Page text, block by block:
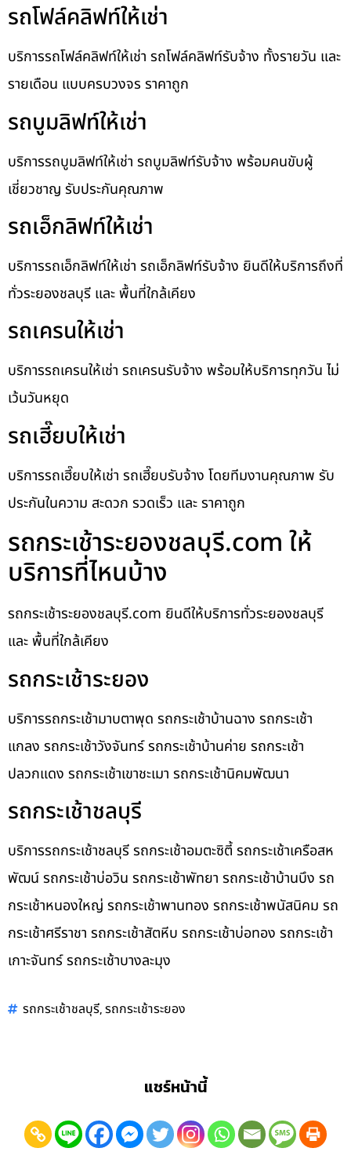
รถโฟล์คลิฟท์ให้เช่า
บริการรถโฟล์คลิฟท์ให้เช่า รถโฟล์คลิฟท์รับจ้าง ทั้งรายวัน และ
รายเดือน แบบครบวงจร ราคาถูก
รถบูมลิฟท์ให้เช่า
บริการรถบูมลิฟท์ให้เช่า รถบูมลิฟท์รับจ้าง พร้อมคนขับผู้
เชี่ยวชาญ รับประกันคุณภาพ
รถเอ็กลิฟท์ให้เช่า
บริการรถเอ็กลิฟท์ให้เช่า รถเอ็กลิฟท์รับจ้าง ยินดีให้บริการถึงที่
ทั่วระยองชลบุรี และ พื้นที่ใกล้เคียง
รถเครนให้เช่า
บริการรถเครนให้เช่า รถเครนรับจ้าง พร้อมให้บริการทุกวัน ไม่
เว้นวันหยุด
รถเฮี๊ยบให้เช่า
บริการรถเฮี๊ยบให้เช่า รถเฮี๊ยบรับจ้าง โดยทีมงานคุณภาพ รับ
ประกันในความ สะดวก รวดเร็ว และ ราคาถูก
รถกระเช้าระยองชลบุรี.com ให้
บริการที่ไหนบ้าง
รถกระเช้าระยองชลบุรี.com ยินดีให้บริการทั่วระยองชลบุรี
และ พื้นที่ใกล้เคียง
รถกระเช้าระยอง
บริการรถกระเช้ามาบตาพุด รถกระเช้าบ้านฉาง รถกระเช้า
แกลง รถกระเช้าวังจันทร์ รถกระเช้าบ้านค่าย รถกระเช้า
ปลวกแดง รถกระเช้าเขาชะเมา รถกระเช้านิคมพัฒนา
รถกระเช้าชลบุรี
บริการรถกระเช้าชลบุรี รถกระเช้าอมตะซิตี้ รถกระเช้าเครือสห
พัฒน์ รถกระเช้าบ่อวิน รถกระเช้าพัทยา รถกระเช้าบ้านบึง รถ
กระเช้าหนองใหญ่ รถกระเช้าพานทอง รถกระเช้าพนัสนิคม รถ
กระเช้าศรีราชา รถกระเช้าสัตหีบ รถกระเช้าบ่อทอง รถกระเช้า
เกาะจันทร์ รถกระเช้าบางละมุง
รถกระเช้าชลบุรี,รถกระเช้าระยอง
แชร์หน้านี้